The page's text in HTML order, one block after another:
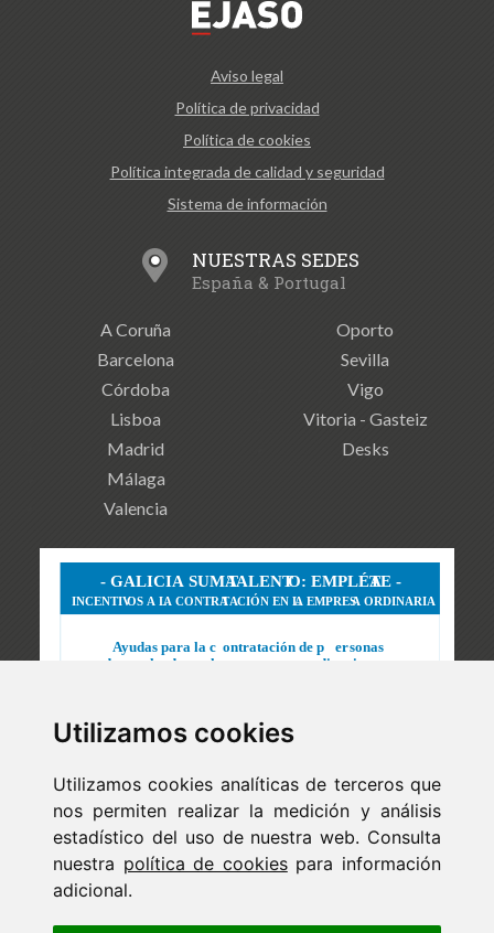
Utilizamos cookies
Utilizamos cookies analíticas de terceros que
nos permiten realizar la medición y análisis
estadístico del uso de nuestra web. Consulta
nuestra política de cookiespara información
adicional.
Aviso legal
Política de privacidad
Política de cookies
Política integrada de calidad y seguridad
Sistema de información
NUESTRAS SEDES
España & Portugal
A Coruña
Barcelona
Córdoba
Lisboa
Madrid
Málaga
Valencia
Oporto
Sevilla
Vigo
Vitoria - Gasteiz
Desks